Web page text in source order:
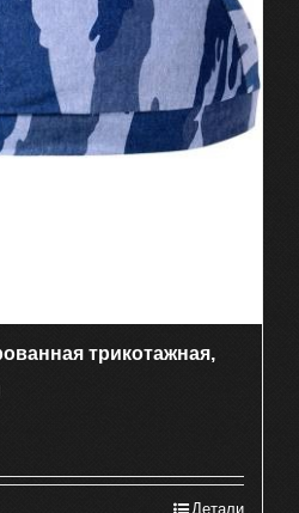
трикотажная,
Детали